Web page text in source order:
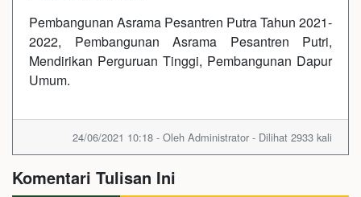
Pembangunan Asrama Pesantren Putra Tahun 2021-
2022, Pembangunan Asrama Pesantren Putri,
Mendirikan Perguruan Tinggi, Pembangunan Dapur
Umum.
24/06/2021 10:18 - Oleh Administrator - Dilihat 2933 kali
Komentari Tulisan Ini